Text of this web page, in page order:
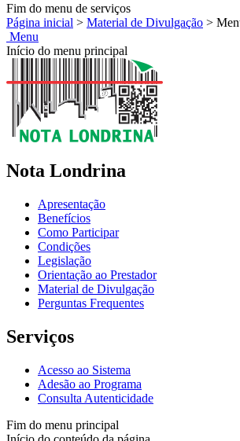
Fim do menu de serviços
Página inicial > Material de Divulgação >
Menu
Início do menu principal
Nota Londrina
Apresentação
Benefícios
Como Participar
Condições
Legislação
Orientação ao Prestador
Material de Divulgação
Perguntas Frequentes
Serviços
Acesso ao Sistema
Adesão ao Programa
Consulta Autenticidade
Fim do menu principal